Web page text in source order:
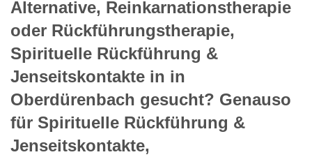
Alternative, Reinkarnationstherapie
oder Rückführungstherapie,
Spirituelle Rückführung &
Jenseitskontakte in in
Oberdürenbach gesucht? Genauso
für Spirituelle Rückführung &
Jenseitskontakte,